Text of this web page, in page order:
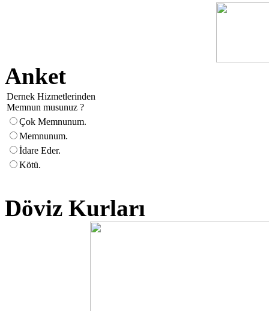
Anket
Dernek Hizmetlerinden
Memnun musunuz ?
Çok Memnunum.
Memnunum.
İdare Eder.
Kötü.
Döviz Kurları